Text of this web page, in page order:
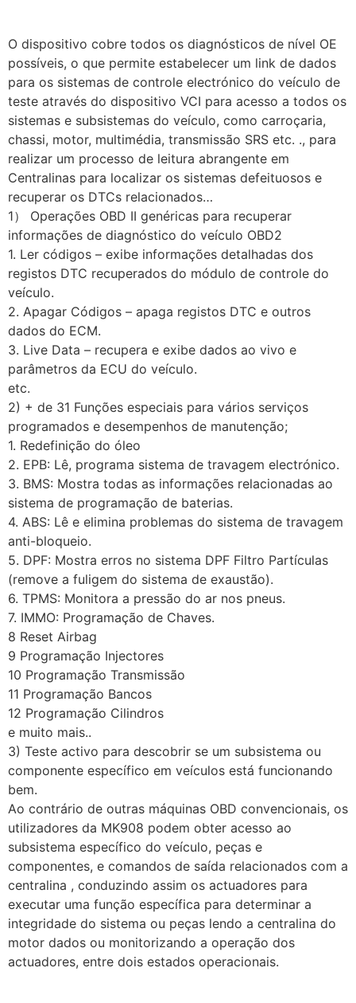
O dispositivo cobre todos os diagnósticos de nível OE
possíveis, o que permite estabelecer um link de dados
para os sistemas de controle electrónico do veículo de
teste através do dispositivo VCI para acesso a todos os
sistemas e subsistemas do veículo, como carroçaria,
chassi, motor, multimédia, transmissão SRS etc. ., para
realizar um processo de leitura abrangente em
Centralinas para localizar os sistemas defeituosos e
recuperar os DTCs relacionados…
1） Operações OBD II genéricas para recuperar
informações de diagnóstico do veículo OBD2
1. Ler códigos – exibe informações detalhadas dos
registos DTC recuperados do módulo de controle do
veículo.
2. Apagar Códigos – apaga registos DTC e outros
dados do ECM.
3. Live Data – recupera e exibe dados ao vivo e
parâmetros da ECU do veículo.
etc.
2) + de 31 Funções especiais para vários serviços
programados e desempenhos de manutenção;
1. Redefinição do óleo
2. EPB: Lê, programa sistema de travagem electrónico.
3. BMS: Mostra todas as informações relacionadas ao
sistema de programação de baterias.
4. ABS: Lê e elimina problemas do sistema de travagem
anti-bloqueio.
5. DPF: Mostra erros no sistema DPF Filtro Partículas
(remove a fuligem do sistema de exaustão).
6. TPMS: Monitora a pressão do ar nos pneus.
7. IMMO: Programação de Chaves.
8 Reset Airbag
9 Programação Injectores
10 Programação Transmissão
11 Programação Bancos
12 Programação Cilindros
e muito mais..
3) Teste activo para descobrir se um subsistema ou
componente específico em veículos está funcionando
bem.
Ao contrário de outras máquinas OBD convencionais, os
utilizadores da MK908 podem obter acesso ao
subsistema específico do veículo, peças e
componentes, e comandos de saída relacionados com a
centralina , conduzindo assim os actuadores para
executar uma função específica para determinar a
integridade do sistema ou peças lendo a centralina do
motor dados ou monitorizando a operação dos
actuadores, entre dois estados operacionais.